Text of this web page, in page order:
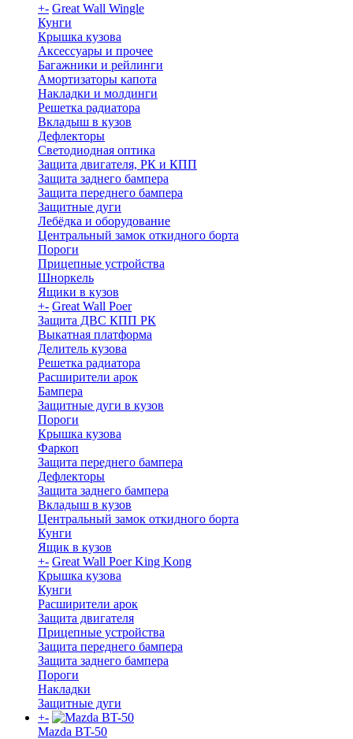
+- Great Wall Wingle
Кунги
Крышка кузова
Аксессуары и прочее
Багажники и рейлинги
Амортизаторы капота
Накладки и молдинги
Решетка радиатора
Вкладыш в кузов
Дефлекторы
Светодиодная оптика
Защита двигателя, РК и КПП
Защита заднего бампера
Защита переднего бампера
Защитные дуги
Лебёдка и оборудование
Центральный замок откидного борта
Пороги
Прицепные устройства
Шноркель
Ящики в кузов
+- Great Wall Poer
Защита ДВС КПП РК
Выкатная платформа
Делитель кузова
Решетка радиатора
Расширители арок
Бампера
Защитные дуги в кузов
Пороги
Крышка кузова
Фаркоп
Защита переднего бампера
Дефлекторы
Защита заднего бампера
Вкладыш в кузов
Центральный замок откидного борта
Кунги
Ящик в кузов
+- Great Wall Poer King Kong
Крышка кузова
Кунги
Расширители арок
Защита двигателя
Прицепные устройства
Защита переднего бампера
Защита заднего бампера
Пороги
Накладки
Защитные дуги
+-
Mazda BT-50